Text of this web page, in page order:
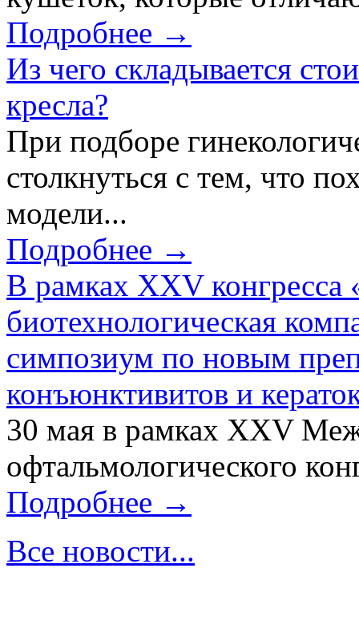
Подробнее →
Из чего складывается
кресла?
При подборе
столкнуться с тем, что
модели...
Подробнее →
В рамках XXV конгресса
биотехнологическая
симпозиум по новым
конъюнктивитов и
30 мая в рамках XXV
офтальмологического
Подробнее →
Все новости...